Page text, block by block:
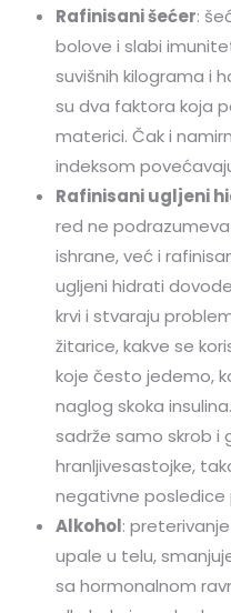
Rafinisani šećer:
bolove i slabi
suvišnih kilograma i
su dva faktora koja
materici. Čak i
indeksom
Rafinisani ugljeni
red ne
ishrane, već i
ugljeni hidrati
krvi i stvaraju
žitarice, kakve se
koje često jedemo,
naglog skoka
sadrže samo skrob i
hranljivesastojke,
negativne posledice
Alkohol:
upale u telu,
sa hormonalnom